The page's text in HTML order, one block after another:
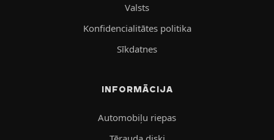
Valsts
Konfidencialitātes politika
Sīkdatnes
INFORMĀCIJA
Automobiļu riepas